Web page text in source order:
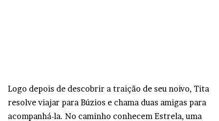
Logo depois de descobrir a traição de seu noivo, Tita
resolve viajar para Búzios e chama duas amigas para
acompanhá-la. No caminho conhecem Estrela, uma